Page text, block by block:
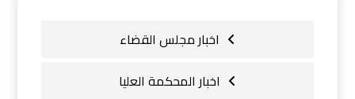
اخبار مجلس القضاء
اخبار المحكمة العليا